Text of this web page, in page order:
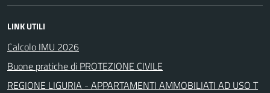
LINK UTILI
Calcolo IMU 2026
Buone pratiche di PROTEZIONE CIVILE
REGIONE LIGURIA - APPARTAMENTI AMMOBILIATI AD USO T